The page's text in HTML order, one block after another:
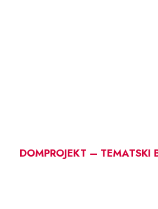
DOMPROJEKT – TEMATSKI